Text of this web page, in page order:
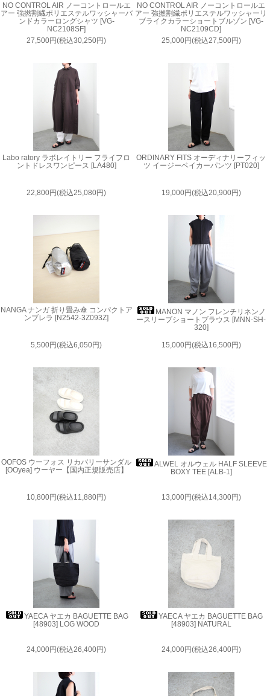
NO CONTROL AIR ノーコントロールエ
アー 強撚割繊ポリエステルワッシャーバ
ンドカラーロングシャツ [VG-
NC2108SF]
27,500円(税込30,250円)
NO CONTROL AIR ノーコントロールエ
アー 強撚割繊ポリエステルワッシャーリ
ブライクカラーショートブルゾン [VG-
NC2109CD]
25,000円(税込27,500円)
Labo ratory ラボレイトリー フライフロ
ントドレスワンピース [LA480]
22,800円(税込25,080円)
ORDINARY FITS オーディナリーフィッ
ツ イージーベイカーパンツ [PT020]
19,000円(税込20,900円)
NANGA ナンガ 折り畳み傘 コンパクトア
ンブレラ [N2542-3Z093Z]
5,500円(税込6,050円)
MANON マノン フレンチリネンノ
ースリーブショートブラウス [MNN-SH-
320]
15,000円(税込16,500円)
OOFOS ウーフォス リカバリーサンダル
[OOyea] ウーヤー【国内正規販売店】
10,800円(税込11,880円)
ALWEL オルウェル HALF SLEEVE
BOXY TEE [ALB-1]
13,000円(税込14,300円)
YAECA ヤエカ BAGUETTE BAG
[48903] LOG WOOD
24,000円(税込26,400円)
YAECA ヤエカ BAGUETTE BAG
[48903] NATURAL
24,000円(税込26,400円)